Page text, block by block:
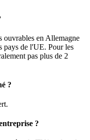
ouvrables en Allemagne
pays de l'UE. Pour les
pas plus de 2
?
?